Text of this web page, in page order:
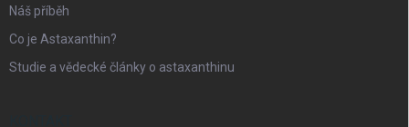
Náš příběh
Co je Astaxanthin?
Studie a vědecké články o astaxanthinu